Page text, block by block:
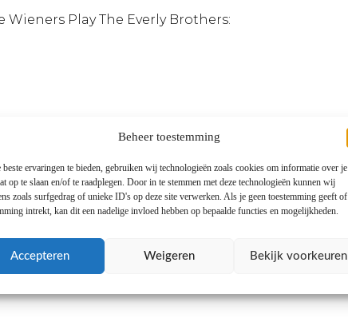
Beheer toestemming
beste ervaringen te bieden, gebruiken wij technologieën zoals cookies om informatie over je
op te slaan en/of te raadplegen. Door in te stemmen met deze technologieën kunnen wij
zoals surfgedrag of unieke ID's op deze site verwerken. Als je geen toestemming geeft
intrekt, kan dit een nadelige invloed hebben op bepaalde functies en mogelijkheden.
Accepteren Weigeren Bekijk voorkeuren
Play The Everly Brothers: